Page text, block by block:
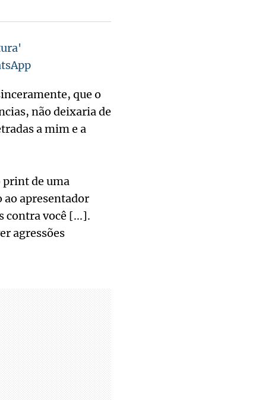
que o
não deixaria de
a mim e a
print de uma
ao apresentador
contra você [...].
agressões